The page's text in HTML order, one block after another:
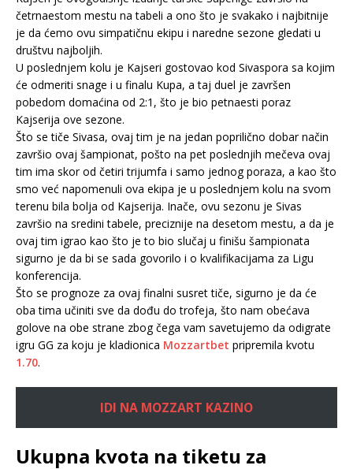
četrnaestom mestu na tabeli a ono što je svakako i najbitnije
je da ćemo ovu simpatičnu ekipu i naredne sezone gledati u
društvu najboljih.
U poslednjem kolu je Kajseri gostovao kod Sivaspora sa kojim
će odmeriti snage i u finalu Kupa, a taj duel je završen
pobedom domaćina od 2:1, što je bio petnaesti poraz
Kajserija ove sezone.
Što se tiče Sivasa, ovaj tim je na jedan poprilično dobar način
završio ovaj šampionat, pošto na pet poslednjih mečeva ovaj
tim ima skor od četiri trijumfa i samo jednog poraza, a kao što
smo već napomenuli ova ekipa je u poslednjem kolu na svom
terenu bila bolja od Kajserija. Inače, ovu sezonu je Sivas
završio na sredini tabele, preciznije na desetom mestu, a da je
ovaj tim igrao kao što je to bio slučaj u finišu šampionata
sigurno je da bi se sada govorilo i o kvalifikacijama za Ligu
konferencija.
Što se prognoze za ovaj finalni susret tiče, sigurno je da će
oba tima učiniti sve da dođu do trofeja, što nam obećava
golove na obe strane zbog čega vam savetujemo da odigrate
igru GG za koju je kladionica Mozzartbet pripremila kvotu
1.70.
IDI NA MOZZART KAZINO
Ukupna kvota na tiketu za